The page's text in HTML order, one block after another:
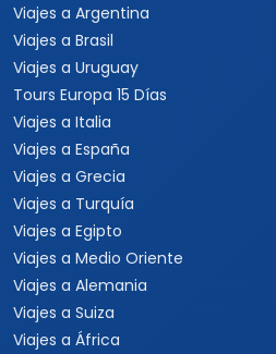
Viajes a Argentina
Viajes a Brasil
Viajes a Uruguay
Tours Europa 15 Días
Viajes a Italia
Viajes a España
Viajes a Grecia
Viajes a Turquía
Viajes a Egipto
Viajes a Medio Oriente
Viajes a Alemania
Viajes a Suiza
Viajes a África